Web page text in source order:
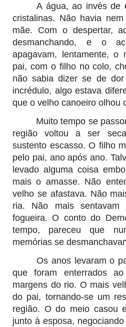
A água, ao invés de
cristalinas. Não havia
mãe. Com o despertar,
desmanchando, e o
apagavam, lentamente, o
pai, com o filho no colo,
não sabia dizer se de
incrédulo, algo estava
que o velho canoeiro olhou
Muito tempo se
região voltou a ser
sustento escasso. O filho
pelo pai, ano após ano.
levado alguma coisa
mais o amasse. Não
velho se afastava. Não
ria. Não mais
fogueira. O conto do
tempo, pareceu que
memórias se
Os anos levaram o
que foram enterrados
margens do rio. O mais
do pai, tornando-se um
região. O do meio casou
junto à esposa,